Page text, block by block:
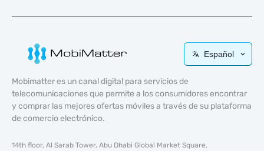
Español
Mobimatter es un canal digital para servicios de
telecomunicaciones que permite a los consumidores encontrar
y comprar las mejores ofertas móviles a través de su plataforma
de comercio electrónico.
14th floor, Al Sarab Tower, Abu Dhabi Global Market Square,